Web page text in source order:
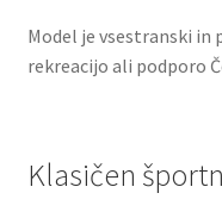
Model je vsestranski
rekreacijo ali podporo
Klasičen